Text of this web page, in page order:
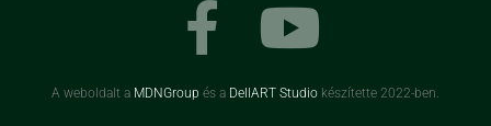
A weboldalt a MDNGroup és a DellART Studio készítette 2022-ben.